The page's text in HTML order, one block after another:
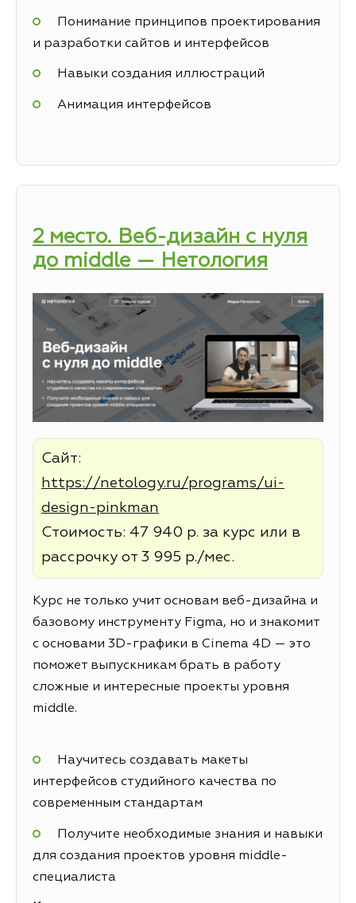
Понимание принципов проектирования
и разработки сайтов и интерфейсов
Навыки создания иллюстраций
Анимация интерфейсов
2 место. Веб-дизайн с нуля
до middle — Нетология
Сайт:
https://netology.ru/programs/ui-
design-pinkman
Стоимость: 47 940 р. за курс или в
рассрочку от 3 995 р./мес.
Курс не только учит основам веб-дизайна и
базовому инструменту Figma, но и знакомит
с основами 3D-графики в Cinema 4D — это
поможет выпускникам брать в работу
сложные и интересные проекты уровня
middle.
Научитесь создавать макеты
интерфейсов студийного качества по
современным стандартам
Получите необходимые знания и навыки
для создания проектов уровня middle-
специалиста